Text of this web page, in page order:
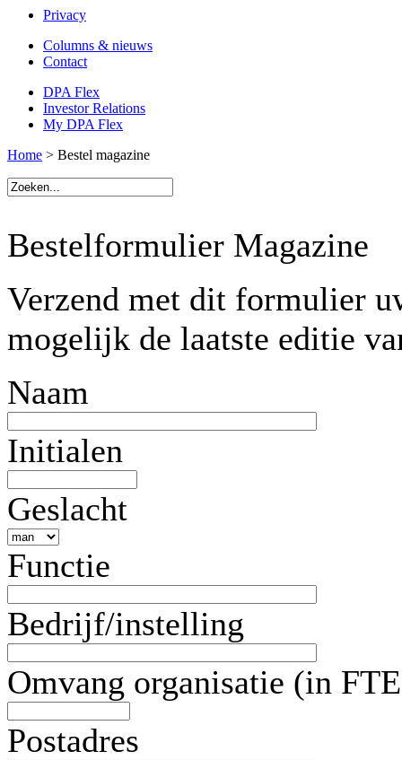
Privacy
Columns & nieuws
Contact
DPA Flex
Investor Relations
My DPA Flex
Home > Bestel magazine
Bestelformulier Magazine
Verzend met dit formulier
mogelijk de laatste editie
Naam
Initialen
Geslacht
Functie
Bedrijf/instelling
Omvang organisatie (in
Postadres